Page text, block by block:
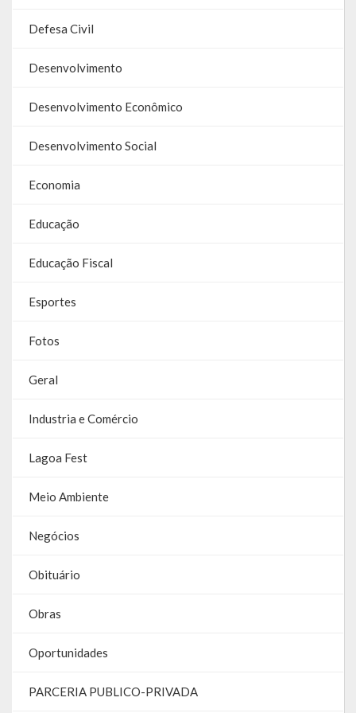
Covid 19
Planos
Publicações Oficiais
SIAFIC
LicitaCon Cidadão
Prestação de Contas
Demonstrativos Contábeis
Defesa Civil
Desenvolvimento
Desenvolvimento Econômico
Desenvolvimento Social
Economia
Educação
Educação Fiscal
Esportes
Fotos
Geral
Industria e Comércio
Lagoa Fest
Meio Ambiente
Negócios
Obituário
Obras
Oportunidades
PARCERIA PUBLICO-PRIVADA